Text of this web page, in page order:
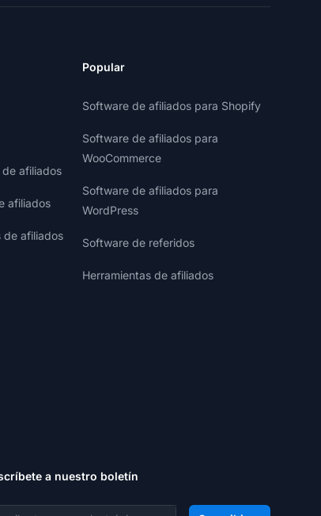
afiliados
afiliados
de afiliados
Popular
Software de afiliados para Shopify
Software de afiliados para
WooCommerce
Software de afiliados para
WordPress
Software de referidos
Herramientas de afiliados
a nuestro boletín